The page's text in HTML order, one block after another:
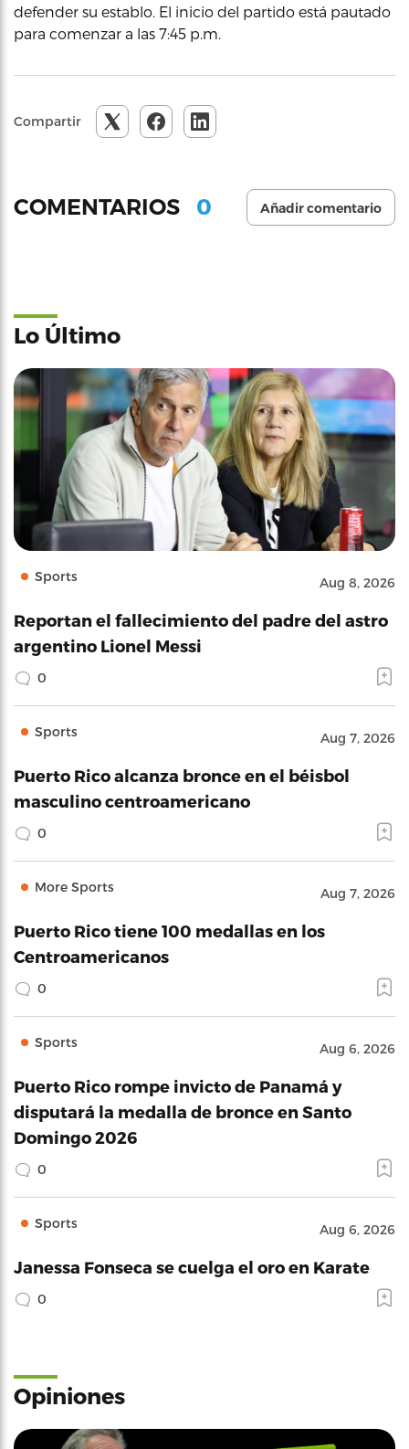
defender su establo. El inicio del partido está pautado
para comenzar a las 7:45 p.m.
Compartir
COMENTARIOS 0 Añadir comentario
Lo Último
Sports Aug 8, 2026
Reportan el fallecimiento del padre del astro
argentino Lionel Messi
0
Sports Aug 7, 2026
Puerto Rico alcanza bronce en el béisbol
masculino centroamericano
0
More Sports Aug 7, 2026
Puerto Rico tiene 100 medallas en los
Centroamericanos
0
Sports Aug 6, 2026
Puerto Rico rompe invicto de Panamá y
disputará la medalla de bronce en Santo
Domingo 2026
0
Sports Aug 6, 2026
Janessa Fonseca se cuelga el oro en Karate
0
Opiniones